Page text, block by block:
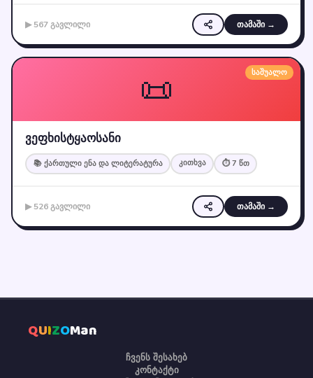
▶ 567 გავლილი თამაში →
📜 საშუალო
ვეფხისტყაოსანი
📚 ქართული ენა და ლიტერატურა კითხვა ⏱ 7 წთ
▶ 526 გავლილი თამაში →
QUIZOMan
ჩვენს შესახებ
კონტაქტი